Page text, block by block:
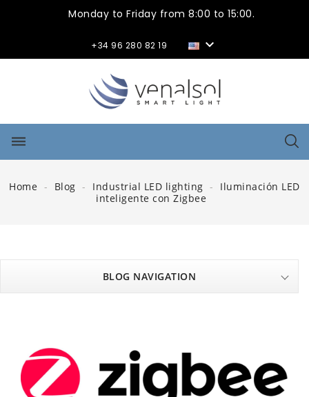
Monday to Friday from 8:00 to 15:00.
+34 96 280 82 19 
dehaze
Home Blog Industrial LED lighting
Iluminación LED
inteligente con Zigbee
BLOG NAVIGATION